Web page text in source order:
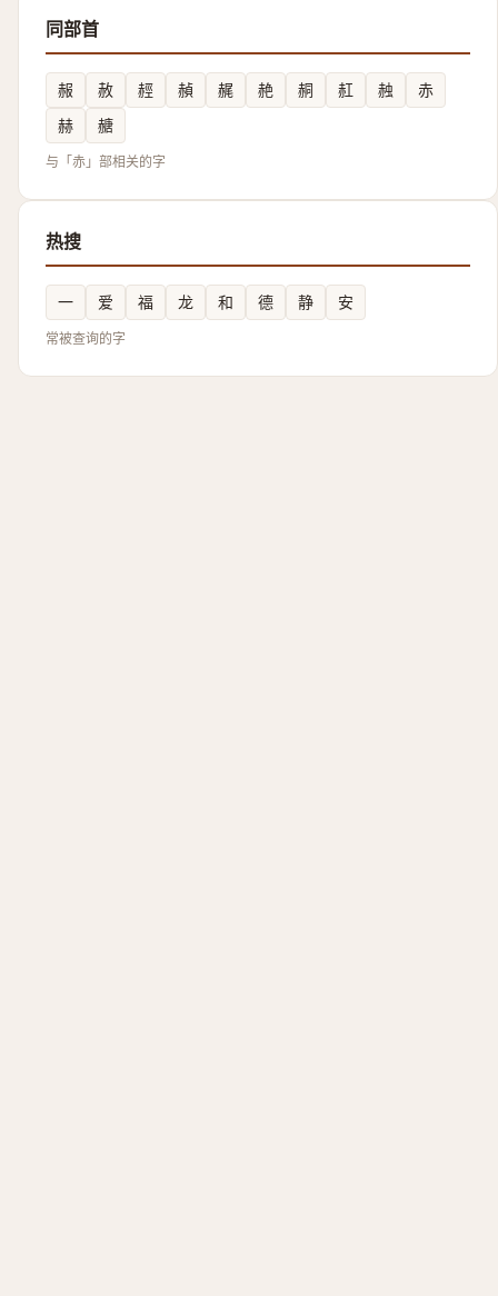
同部首
赧 赦 䞓 赬 䞔 赩 䞒 䞑 赨
赤
赫
赯
与「赤」部相关的字
热搜
一 爱 福 龙 和 德 静 安
常被查询的字